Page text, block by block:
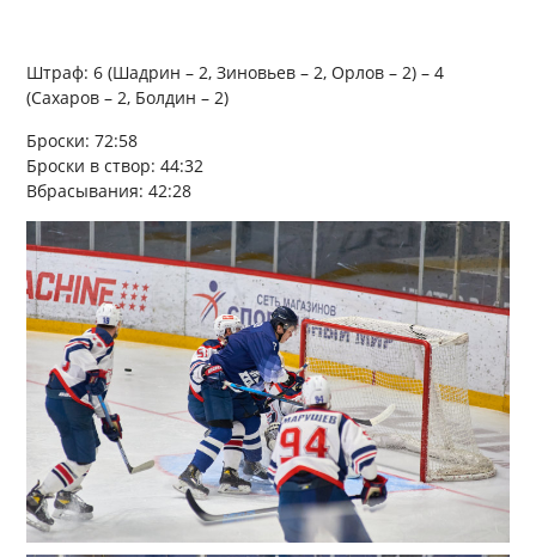
Штраф: 6 (Шадрин – 2, Зиновьев – 2, Орлов – 2) – 4
(Сахаров – 2, Болдин – 2)
Броски: 72:58
Броски в створ: 44:32
Вбрасывания: 42:28